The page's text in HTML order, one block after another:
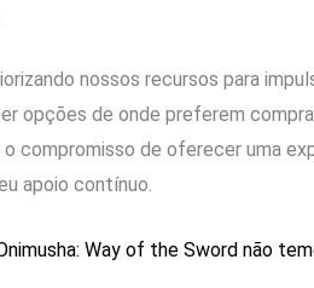
nossos recursos para
opções de onde preferem
compromisso de oferecer uma
apoio contínuo.
Way of the Sword não